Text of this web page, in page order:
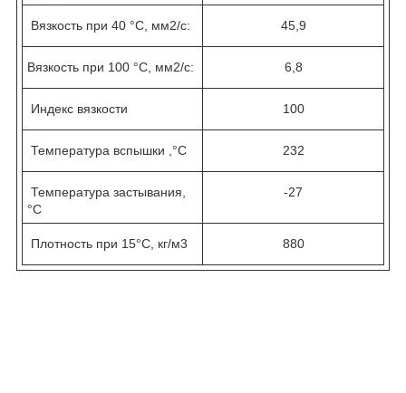
Вязкость при 40 °С, мм2/c: 45,9
Вязкость при 100 °С, мм2/c: 6,8
Индекс вязкости 100
Температура вспышки ,°С 232
Температура застывания,
°С
-27
Плотность при 15°C, кг/м3 880